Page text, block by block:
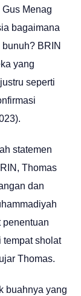
Menag
bagaimana
BRIN
yang
seperti
statemen
Thomas
dan
penentuan
tempat sholat
Thomas.
buahnya yang